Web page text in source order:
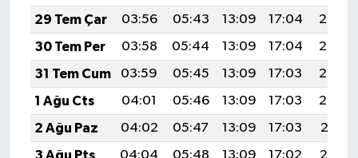
29 Tem Çar
03:56 05:43 13:09 17:04
20:25
30 Tem Per
03:58 05:44 13:09 17:04
20:24
31 Tem Cum
03:59 05:45 13:09 17:03
20:23
1 Ağu Cts
04:01 05:46 13:09 17:03
20:22
2 Ağu Paz
04:02 05:47 13:09 17:03
20:21
3 Ağu Pts
04:04 05:48 13:09 17:02
20:19